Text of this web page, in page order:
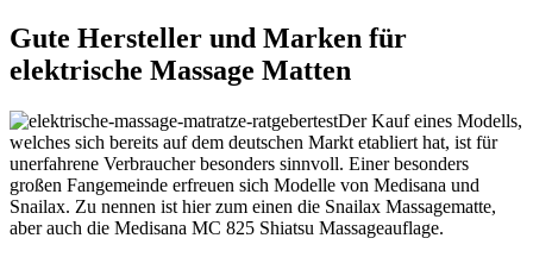
Gute Hersteller und Marken für
elektrische Massage Matten
Der Kauf eines Modells,
welches sich bereits auf dem deutschen Markt etabliert hat, ist für
unerfahrene Verbraucher besonders sinnvoll. Einer besonders
großen Fangemeinde erfreuen sich Modelle von Medisana und
Snailax. Zu nennen ist hier zum einen die Snailax Massagematte,
aber auch die Medisana MC 825 Shiatsu Massageauflage.